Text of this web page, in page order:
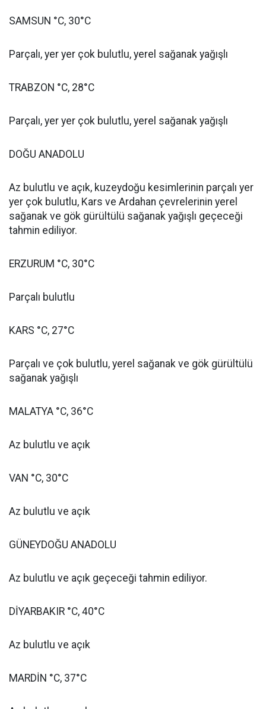
SAMSUN °C, 30°C
Parçalı, yer yer çok bulutlu, yerel sağanak yağışlı
TRABZON °C, 28°C
Parçalı, yer yer çok bulutlu, yerel sağanak yağışlı
DOĞU ANADOLU
Az bulutlu ve açık, kuzeydoğu kesimlerinin parçalı yer
yer çok bulutlu, Kars ve Ardahan çevrelerinin yerel
sağanak ve gök gürültülü sağanak yağışlı geçeceği
tahmin ediliyor.
ERZURUM °C, 30°C
Parçalı bulutlu
KARS °C, 27°C
Parçalı ve çok bulutlu, yerel sağanak ve gök gürültülü
sağanak yağışlı
MALATYA °C, 36°C
Az bulutlu ve açık
VAN °C, 30°C
Az bulutlu ve açık
GÜNEYDOĞU ANADOLU
Az bulutlu ve açık geçeceği tahmin ediliyor.
DİYARBAKIR °C, 40°C
Az bulutlu ve açık
MARDİN °C, 37°C